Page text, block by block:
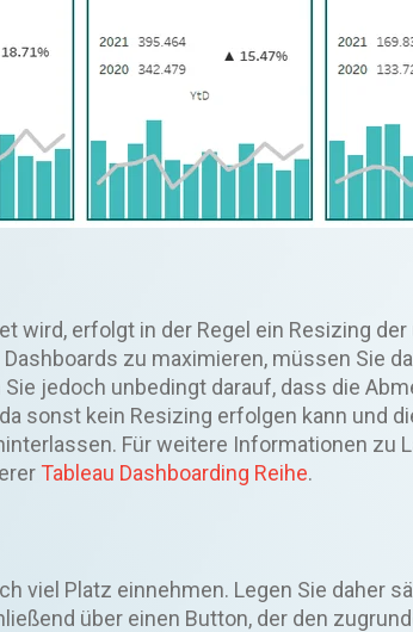
wird, erfolgt in der Regel ein Resizing
zu maximieren, müssen Sie
jedoch unbedingt darauf, dass die
sonst kein Resizing erfolgen kann und
Für weitere Informationen zu
Tableau Dashboarding Reihe.
viel Platz einnehmen. Legen Sie daher
über einen Button, der den